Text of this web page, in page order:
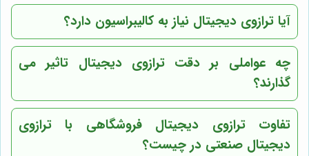
آیا ترازوی دیجیتال نیاز به کالیبراسیون دارد؟
چه عواملی بر دقت ترازوی دیجیتال تاثیر می
گذارند؟
تفاوت ترازوی دیجیتال فروشگاهی با ترازوی
دیجیتال صنعتی در چیست؟